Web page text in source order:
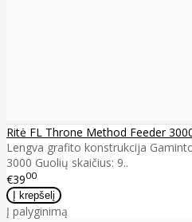
Ritė FL Throne Method Feeder
Lengva grafito konstrukcija
3000 Guolių skaičius: 9..
€3900
Į palyginimą